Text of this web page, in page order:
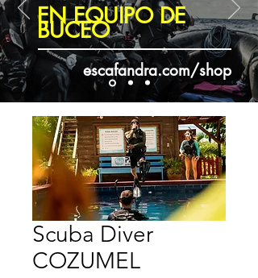
Scuba Diver
COZUMEL
EN EQUIPO DE
BUCEO
escafandra.com/shop